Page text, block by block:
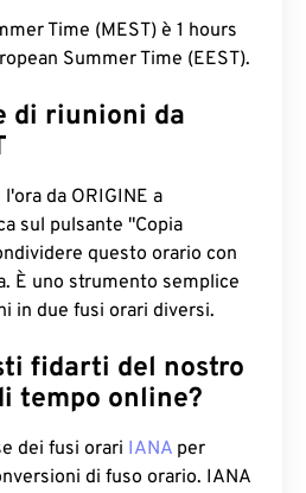
Time (MEST) è 1 hours
Summer Time (EEST).
di riunioni da
da ORIGINE a
sul pulsante "Copia
questo orario con
È uno strumento semplice
in due fusi orari diversi.
fidarti del nostro
tempo online?
dei fusi orari IANA per
di fuso orario. IANA